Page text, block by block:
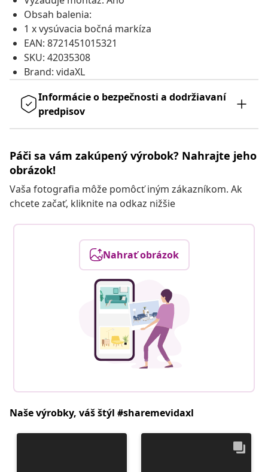
Obsah balenia:
1 x vysúvacia bočná markíza
EAN: 8721451015321
SKU: 42035308
Brand: vidaXL
Informácie o bezpečnosti a dodržiavaní
predpisov
Páči sa vám zakúpený výrobok? Nahrajte jeho
obrázok!
Vaša fotografia môže pomôcť iným zákazníkom. Ak
chcete začať, kliknite na odkaz nižšie
Nahrať obrázok
Naše výrobky, váš štýl #sharemevidaxl